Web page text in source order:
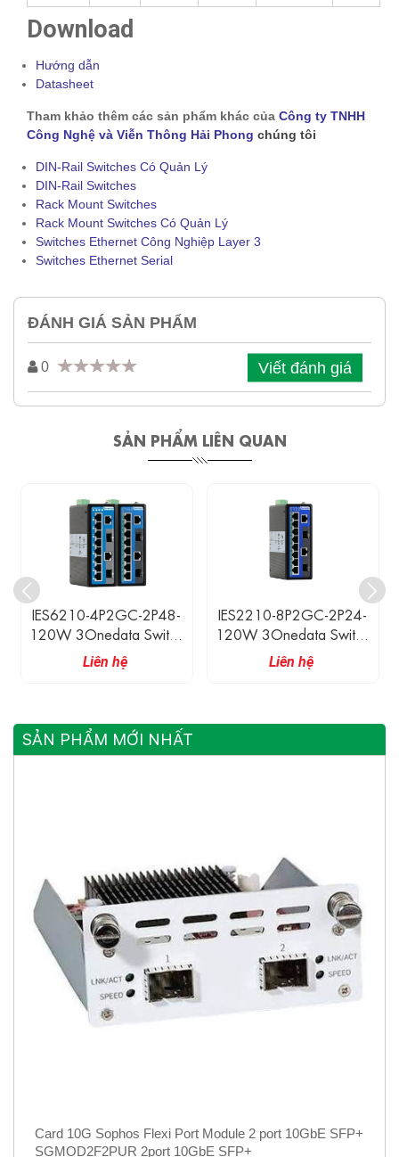
Download
Hướng dẫn
Datasheet
Tham khảo thêm các sản phẩm khác của Công ty TNHH
Công Nghệ và Viễn Thông Hải Phong chúng tôi
DIN-Rail Switches Có Quản Lý
DIN-Rail Switches
Rack Mount Switches
Rack Mount Switches Có Quản Lý
Switches Ethernet Công Nghiệp Layer 3
Switches Ethernet Serial
ĐÁNH GIÁ SẢN PHẨM
0 Viết đánh giá
SẢN PHẨM LIÊN QUAN
IES6210-4P2GC-2P48-
120W 3Onedata Switch
Công Nghiệp 2 Cổng
Combo Gigabit, 4 Cổng
Liên hệ
IES2210-8P2GC-2P24-
120W 3Onedata Switch
Công Nghiệp 2 Cổng
Combo Gigabit, 8 Cổng
Liên hệ
SẢN PHẨM MỚI NHẤT
Card 10G Sophos Flexi Port Module 2 port 10GbE SFP+
SGMOD2F2PUR 2port 10GbE SFP+